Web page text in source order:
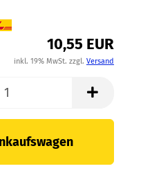
10,55 EUR
inkl. 19% MwSt. zzgl. Versand